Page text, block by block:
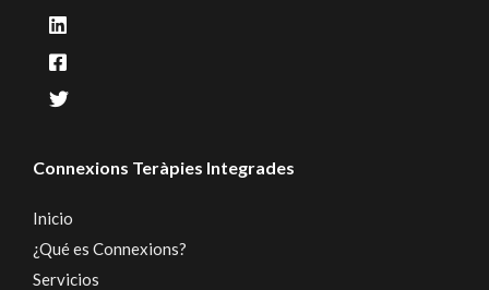
Connexions Teràpies Integrades
Inicio
¿Qué es Connexions?
Servicios